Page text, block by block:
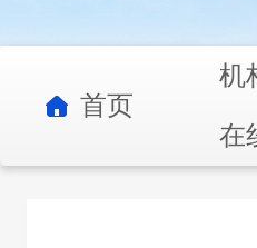
首页
机
在